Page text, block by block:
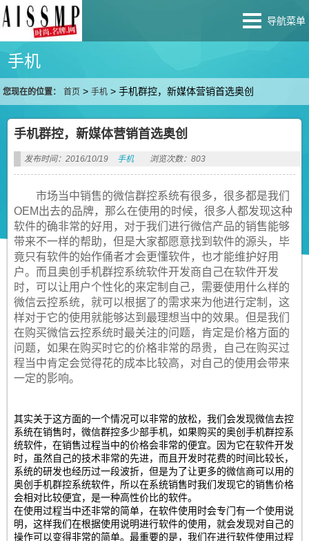
导航菜单
手机
您现在的位置： 首页 >手机 >手机群控，新媒体营销首选奥创
手机群控，新媒体营销首选奥创
发布时间：2016/10/19 手机 浏览次数：803
市场当中销售的微信群控系统有很多，很多都是我们
OEM出去的品牌，那么在使用的时候，很多人都发现这种
软件的确非常的好用，对于我们进行微信产品的销售能够
带来不一样的帮助，但是大家都愿意找到软件的源头，毕
竟只有软件的始作俑者才会更懂软件，也才能维护好用
户。而且奥创手机群控系统软件开发商自己在软件开发
时，可以让用户个性化的来定制自己，需要使用什么样的
微信云控系统，就可以根据了的需求来为他进行定制，这
样对于它的使用就能够达到最理想当中的效果。但是我们
在购买微信云控系统时最关注的问题，肯定是价格方面的
问题，如果在购买时它的价格非常的昂贵，自己在购买过
程当中肯定会觉得花的成本比较高，对自己的使用会带来
一定的影响。
其实关于这方面的一个情况可以非常的放松，我们会发现微信去控
系统在销售时，微信群控多少部手机，如果购买的奥创手机群控系
统软件，在销售过程当中的价格会非常的便宜。因为它在软件开发
时，虽然自己的技术非常的先进，而且开发时花费的时间比较长，
系统的研发也经历过一段波折，但是为了让更多的微信商可以用的
奥创手机群控系统软件，所以在系统销售时我们发现它的销售价格
会相对比较便宜，是一种高性价比的软件。
在使用过程当中还非常的简单，在软件使用时会专门有一个使用说
明，这样我们在根据使用说明进行软件的使用，就会发现对自己的
操作可以变得非常的简单。最重要的是，我们在进行软件使用过程